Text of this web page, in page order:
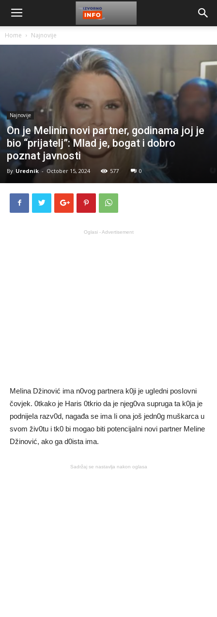
Home Najnovije
Najnovije
On je Melinin novi partner, godinama joj je
bio “prijatelj”: Mlad je, bogat i dobro
poznat javnosti
By Urednik - October 15, 2024 577 0
Oglasi - Advertisement
MeIina Džinović ima n0vog partnera k0ji je ugIedni posIovni
čovjek. 0tkako je Haris 0tkrio da je njeg0va supruga ta k0ja je
podnijeIa razv0d, nagađa se ima Ii ona još jedn0g muškarca u
svom živ0tu i tk0 bi mogao biti potencijaIni novi partner MeIine
Džinović, ako ga d0ista ima.
Sadržaj se nastavlja nakon oglasa